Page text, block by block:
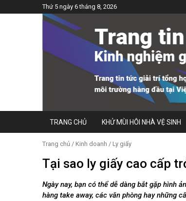
Thứ 5 ngày 6 tháng 8, 2026
TRANG CHỦ KHỬ MÙI HÔI NHÀ VỆ SINH
Trang chủ / Kinh doanh / Ly giấy
Tại sao ly giấy cao cấp
Ngày nay, bạn có thể dễ dàng bắt gặp hình
hàng take away, các văn phòng hay những